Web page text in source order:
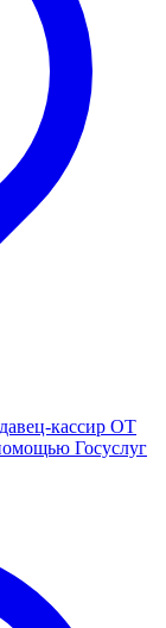
кассир ОТ
Госуслуг